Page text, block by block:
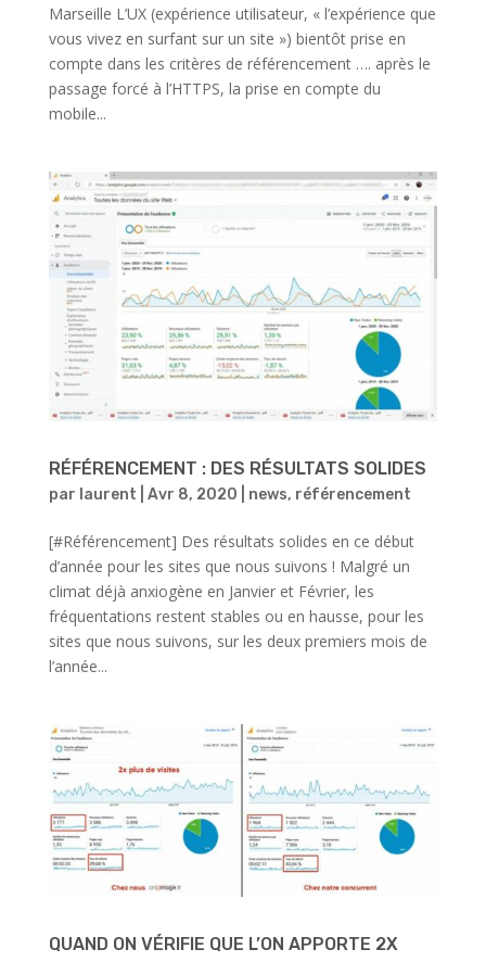
Marseille L’UX (expérience utilisateur, « l’expérience que
vous vivez en surfant sur un site ») bientôt prise en
compte dans les critères de référencement …. après le
passage forcé à l’HTTPS, la prise en compte du
mobile...
RÉFÉRENCEMENT : DES RÉSULTATS SOLIDES
par laurent Avr 8, 2020 news, référencement
[#Référencement] Des résultats solides en ce début
d’année pour les sites que nous suivons ! Malgré un
climat déjà anxiogène en Janvier et Février, les
fréquentations restent stables ou en hausse, pour les
sites que nous suivons, sur les deux premiers mois de
l’année...
QUAND ON VÉRIFIE QUE L’ON APPORTE 2X